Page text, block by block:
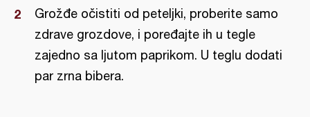
Grožđe očistiti od peteljki, proberite samo
zdrave grozdove, i poređajte ih u tegle
zajedno sa ljutom paprikom. U teglu dodati
par zrna bibera.